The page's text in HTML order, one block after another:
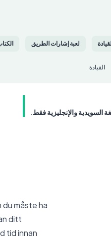
لعبة إشارات الطريق
القيادة
السويدية والإنجليزية فقط.
du måste ha
ditt
tid innan